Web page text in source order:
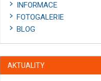
INFORMACE
FOTOGALERIE
BLOG
AKTUALITY